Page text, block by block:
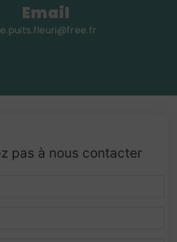
Email
le.puits.fleuri@free.fr
pas à nous contacter